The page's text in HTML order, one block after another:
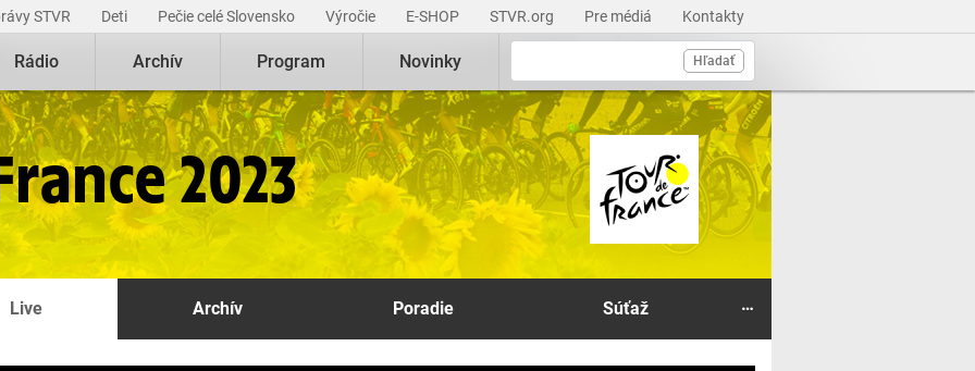
STVR Deti Pečie celé Slovensko Výročie E-SHOP STVR.org Pre médiá Kontakty
Hľadať
Rádio Archív Program Novinky
2023
Live Archív Poradie Súťaž …